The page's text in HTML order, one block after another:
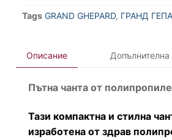
Tags GRAND GHEPARD, ГРАНД
Описание
Пътна чанта от
Тази компактна и стилна
изработена от здрав